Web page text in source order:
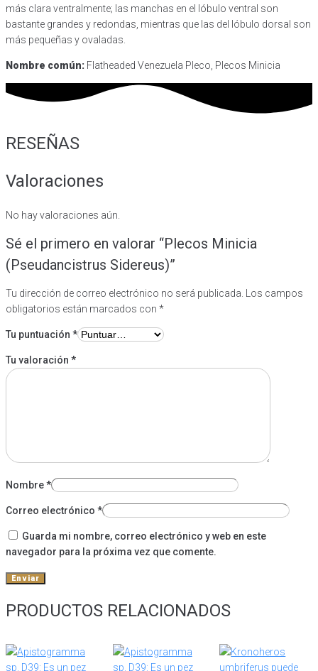
más clara ventralmente; las manchas en el lóbulo ventral son
bastante grandes y redondas, mientras que las del lóbulo dorsal son
más pequeñas y ovaladas.
Nombre común: Flatheaded Venezuela Pleco, Plecos Minicia
RESEÑAS
Valoraciones
No hay valoraciones aún.
Sé el primero en valorar “Plecos Minicia
(Pseudancistrus Sidereus)”
Tu dirección de correo electrónico no será publicada.
Los campos
obligatorios están marcados con *
Tu puntuación *
Tu valoración *
Nombre*
Correo electrónico *
Guarda mi nombre, correo electrónico y web en este
navegador para la próxima vez que comente.
PRODUCTOS RELACIONADOS